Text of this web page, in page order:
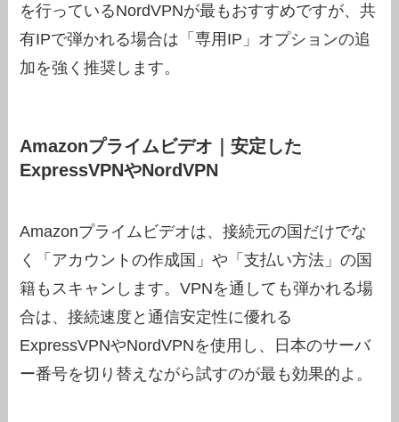
を行っているNordVPNが最もおすすめですが、共
有IPで弾かれる場合は「専用IP」オプションの追
加を強く推奨します。
Amazonプライムビデオ｜安定した
ExpressVPNやNordVPN
Amazonプライムビデオは、接続元の国だけでな
く「アカウントの作成国」や「支払い方法」の国
籍もスキャンします。VPNを通しても弾かれる場
合は、接続速度と通信安定性に優れる
ExpressVPNやNordVPNを使用し、日本のサーバ
ー番号を切り替えながら試すのが最も効果的よ。